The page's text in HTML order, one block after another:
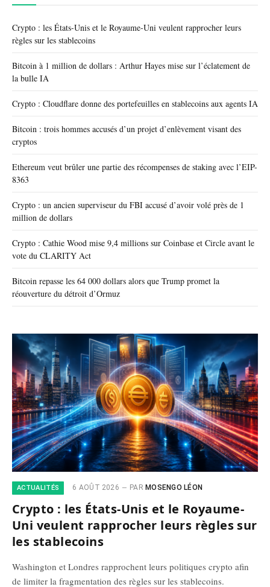
Crypto : les États-Unis et le Royaume-Uni veulent rapprocher leurs
règles sur les stablecoins
Bitcoin à 1 million de dollars : Arthur Hayes mise sur l’éclatement de
la bulle IA
Crypto : Cloudflare donne des portefeuilles en stablecoins aux agents IA
Bitcoin : trois hommes accusés d’un projet d’enlèvement visant des
cryptos
Ethereum veut brûler une partie des récompenses de staking avec l’EIP-
8363
Crypto : un ancien superviseur du FBI accusé d’avoir volé près de 1
million de dollars
Crypto : Cathie Wood mise 9,4 millions sur Coinbase et Circle avant le
vote du CLARITY Act
Bitcoin repasse les 64 000 dollars alors que Trump promet la
réouverture du détroit d’Ormuz
ACTUALITÉS 6 AOÛT 2026 PAR MOSENGO LÉON
Crypto : les États-Unis et le Royaume-
Uni veulent rapprocher leurs règles sur
les stablecoins
Washington et Londres rapprochent leurs politiques crypto afin
de limiter la fragmentation des règles sur les stablecoins.